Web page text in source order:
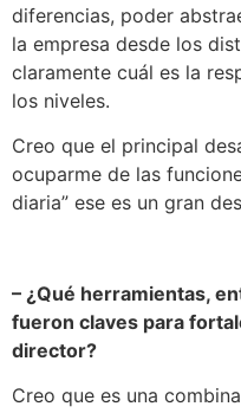
diferencias, poder
la empresa desde los
claramente cuál es la
los niveles.
Creo que el principal
ocuparme de las
diaria” ese es un gran
– ¿Qué herramientas,
fueron claves para
director?
Creo que es una